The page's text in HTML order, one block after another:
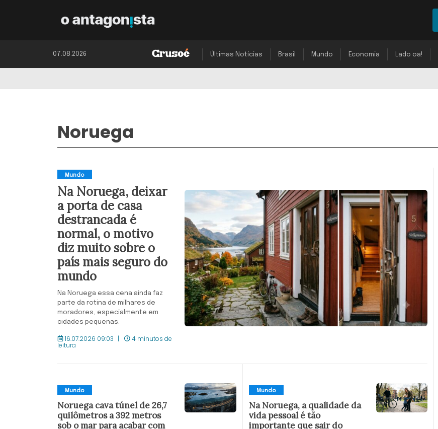
07.08.2026 Últimas Notícias Brasil Mundo Economia Lado oa!
Noruega
Mundo
Na Noruega, deixar
a porta de casa
destrancada é
normal, o motivo
diz muito sobre o
país mais seguro do
mundo
Na Noruega essa cena ainda faz
parte da rotina de milhares de
moradores, especialmente em
cidades pequenas.
16.07.2026 09:03 4 minutos de
leitura
Mundo
Noruega cava túnel de 26,7
quilômetros a 392 metros
sob o mar para acabar com
Mundo
Na Noruega, a qualidade da
vida pessoal é tão
importante que sair do